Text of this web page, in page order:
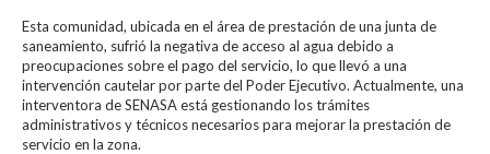
Esta comunidad, ubicada en el área de prestación de una junta de
saneamiento, sufrió la negativa de acceso al agua debido a
preocupaciones sobre el pago del servicio, lo que llevó a una
intervención cautelar por parte del Poder Ejecutivo. Actualmente, una
interventora de SENASA está gestionando los trámites
administrativos y técnicos necesarios para mejorar la prestación de
servicio en la zona.